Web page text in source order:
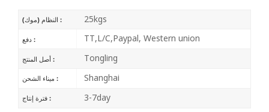
النظام (موك) : 25kgs
دفع : TT,L/C,Paypal, Western union
أصل المنتج : Tongling
ميناء الشحن : Shanghai
فترة إنتاج : 3-7day